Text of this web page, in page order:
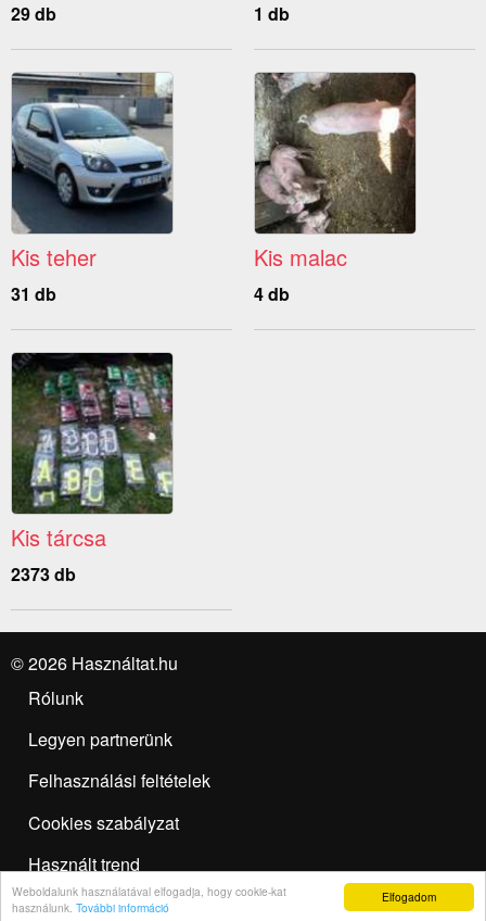
Elfogadom
Weboldalunk használatával elfogadja, hogy cookie-kat
használunk. További információ
29 db 1 db
Kis teher
31 db
Kis malac
4 db
Kis tárcsa
2373 db
© 2026 Használtat.hu
Rólunk
Legyen partnerünk
Felhasználási feltételek
Cookies szabályzat
Használt trend
Hirdetésfeladás